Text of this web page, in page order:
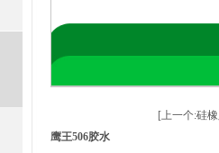
[上一个:硅
鹰王506胶水